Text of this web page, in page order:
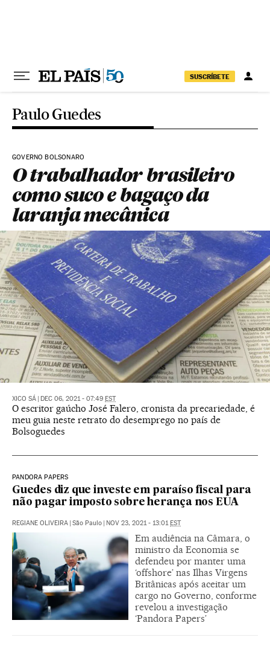
SUSCRÍBETE
Paulo Guedes
GOVERNO BOLSONARO
O trabalhador brasileiro
como suco e bagaço da
laranja mecânica
XICO SÁ DEC 06, 2021 - 07:49 EST
O escritor gaúcho José Falero, cronista da precariedade, é
meu guia neste retrato do desemprego no país de
Bolsoguedes
PANDORA PAPERS
Guedes diz que investe em paraíso fiscal para
não pagar imposto sobre herança nos EUA
REGIANE OLIVEIRA São Paulo NOV 23, 2021 - 13:01 EST
Em audiência na Câmara, o
ministro da Economia se
defendeu por manter uma
‘offshore’ nas Ilhas Virgens
Britânicas após aceitar um
cargo no Governo, conforme
revelou a investigação
‘Pandora Papers’